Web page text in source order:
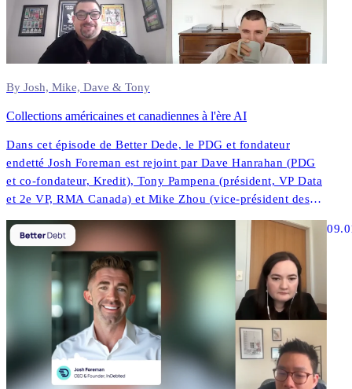
By Josh, Mike, Dave & Tony
Collections américaines et canadiennes à l'ère AI
Dans cet épisode de Better Dede, le PDG et fondateur
endetté Josh Foreman est rejoint par Dave Hanrahan (PDG
et co-fondateur, Kredit), Tony Pampena (président, VP Data
et 2e VP, RMA Canada) et Mike Zhou (vice-président des
données de contact et de la compliance, de la performance
du North.